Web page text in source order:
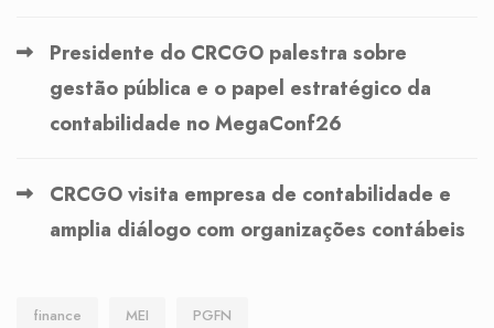
Presidente do CRCGO palestra sobre
gestão pública e o papel estratégico da
contabilidade no MegaConf26
CRCGO visita empresa de contabilidade e
amplia diálogo com organizações contábeis
finance MEI PGFN